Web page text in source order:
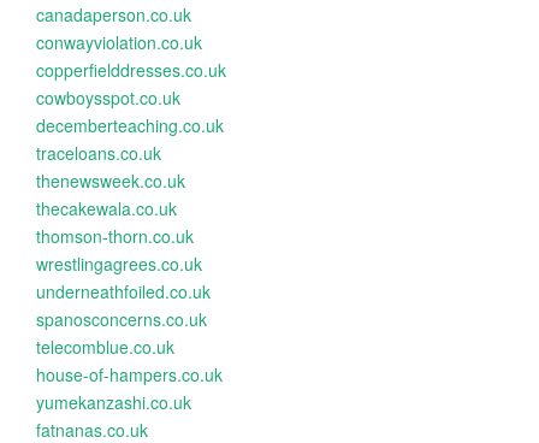
canadaperson.co.uk
conwayviolation.co.uk
copperfielddresses.co.uk
cowboysspot.co.uk
decemberteaching.co.uk
traceloans.co.uk
thenewsweek.co.uk
thecakewala.co.uk
thomson-thorn.co.uk
wrestlingagrees.co.uk
underneathfoiled.co.uk
spanosconcerns.co.uk
telecomblue.co.uk
house-of-hampers.co.uk
yumekanzashi.co.uk
fatnanas.co.uk